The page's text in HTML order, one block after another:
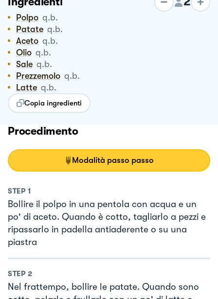
Polpo q.b.
Patate q.b.
Aceto q.b.
Olio q.b.
Sale q.b.
Prezzemolo q.b.
Latte q.b.
Copia ingredienti
Procedimento
Modalità passo passo
STEP 1
Bollire il polpo in una pentola con acqua e un
po' di aceto. Quando è cotto, tagliarlo a pezzi e
ripassarlo in padella antiaderente o su una
piastra
STEP 2
Nel frattempo, bollire le patate. Quando sono